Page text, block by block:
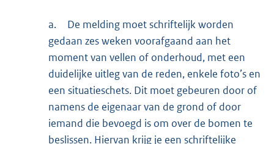
a.
De melding moet schriftelijk worden
gedaan zes weken voorafgaand aan het
moment van vellen of onderhoud, met een
duidelijke uitleg van de reden, enkele foto’s en
een situatieschets. Dit moet gebeuren door of
namens de eigenaar van de grond of door
iemand die bevoegd is om over de bomen te
beslissen. Hiervan krijg je een schriftelijke